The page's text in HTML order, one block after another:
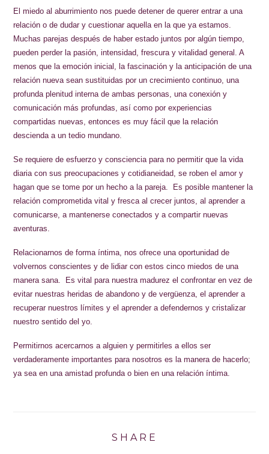
El miedo al aburrimiento nos puede detener de querer entrar a una
relación o de dudar y cuestionar aquella en la que ya estamos.
Muchas parejas después de haber estado juntos por algún tiempo,
pueden perder la pasión, intensidad, frescura y vitalidad general. A
menos que la emoción inicial, la fascinación y la anticipación de una
relación nueva sean sustituidas por un crecimiento continuo, una
profunda plenitud interna de ambas personas, una conexión y
comunicación más profundas, así como por experiencias
compartidas nuevas, entonces es muy fácil que la relación
descienda a un tedio mundano.
Se requiere de esfuerzo y consciencia para no permitir que la vida
diaria con sus preocupaciones y cotidianeidad, se roben el amor y
hagan que se tome por un hecho a la pareja. Es posible mantener la
relación comprometida vital y fresca al crecer juntos, al aprender a
comunicarse, a mantenerse conectados y a compartir nuevas
aventuras.
Relacionarnos de forma íntima, nos ofrece una oportunidad de
volvernos conscientes y de lidiar con estos cinco miedos de una
manera sana. Es vital para nuestra madurez el confrontar en vez de
evitar nuestras heridas de abandono y de vergüenza, el aprender a
recuperar nuestros límites y el aprender a defendernos y cristalizar
nuestro sentido del yo.
Permitirnos acercarnos a alguien y permitirles a ellos ser
verdaderamente importantes para nosotros es la manera de hacerlo;
ya sea en una amistad profunda o bien en una relación íntima.
SHARE